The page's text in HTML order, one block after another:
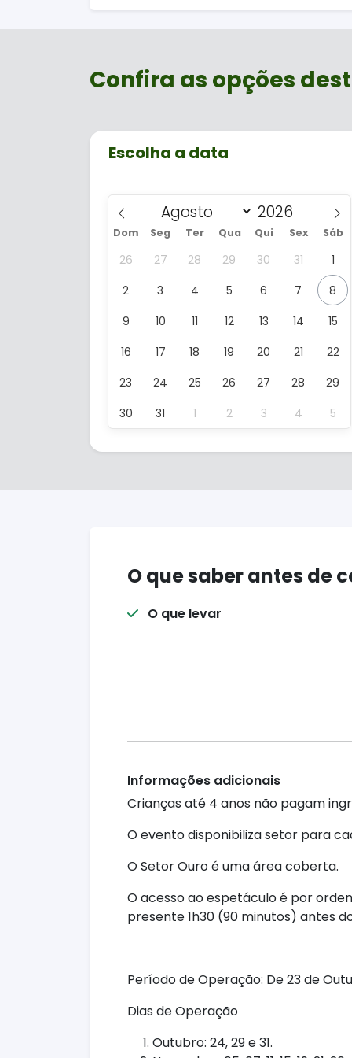
Confira as opções
Escolha a data
Dom Seg Ter Qua Qui Sex Sáb
26 27 28 29 30 31
1
2
3 4 5 6 7
8
9
10 11 12 13 14
15
16
17 18 19 20 21
22
23
24 25 26 27 28
29
30
31 1 2 3 4 5
O que saber antes de
O que levar
Informações adicionais
Crianças até 4 anos não pagam
O evento disponibiliza setor para
O Setor Ouro é uma área coberta.
O acesso ao espetáculo é por
presente 1h30 (90 minutos) antes
Período de Operação: De 23 de
Dias de Operação
Outubro: 24, 29 e 31.